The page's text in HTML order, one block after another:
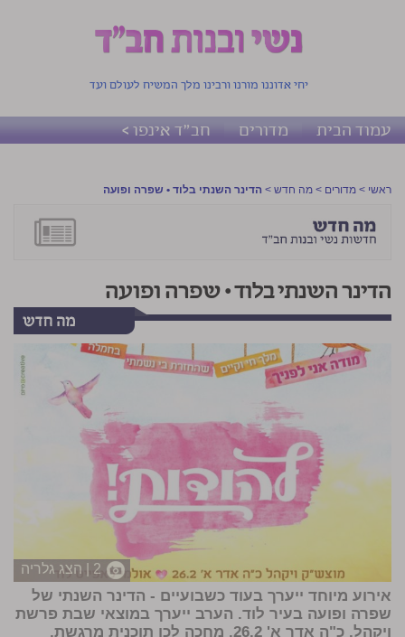
יחי אדוננו מורנו ורבינו מלך המשיח לעולם ועד
עמוד הבית מדורים חב"ד אינפו >
ראשי > מדורים > מה חדש > הדינר השנתי בלוד • שפרה ופועה
הדינר השנתי בלוד • שפרה ופועה
2 | הצג גלריה
אירוע מיוחד ייערך בעוד כשבועיים - הדינר השנתי של
שפרה ופועה בעיר לוד. הערב ייערך במוצאי שבת פרשת
ויקהל. כ"ה אדר א' 26.2. מחכה לכן תוכנית מרגשת,